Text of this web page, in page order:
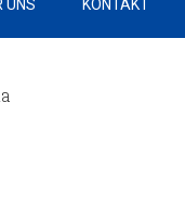
UNS KONTAKT